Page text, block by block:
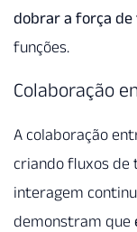
dobrar a força
funções.
Colaboração
A colaboração
criando fluxos de
interagem
demonstram que